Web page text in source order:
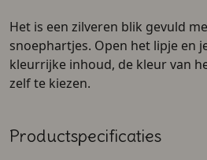
Het is een zilveren blik gevuld
snoephartjes. Open het lipje en
kleurrijke inhoud, de kleur van
zelf te kiezen.
Productspecificaties